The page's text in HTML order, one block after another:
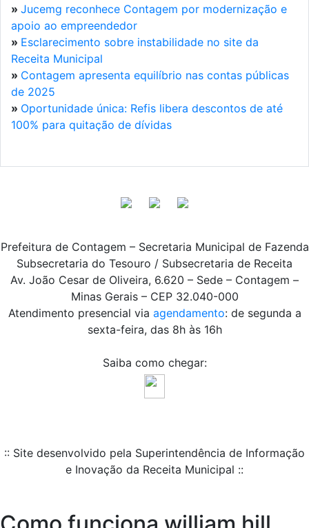
» Jucemg reconhece Contagem por modernização e
apoio ao empreendedor
» Esclarecimento sobre instabilidade no site da
Receita Municipal
» Contagem apresenta equilíbrio nas contas públicas
de 2025
» Oportunidade única: Refis libera descontos de até
100% para quitação de dívidas
Prefeitura de Contagem – Secretaria Municipal de Fazenda
Subsecretaria do Tesouro / Subsecretaria de Receita
Av. João Cesar de Oliveira, 6.620 – Sede – Contagem –
Minas Gerais – CEP 32.040-000
Atendimento presencial via agendamento: de segunda a
sexta-feira, das 8h às 16h
Saiba como chegar:
:: Site desenvolvido pela Superintendência de Informação
e Inovação da Receita Municipal ::